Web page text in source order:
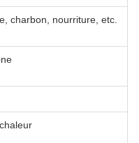
charbon, nourriture, etc.